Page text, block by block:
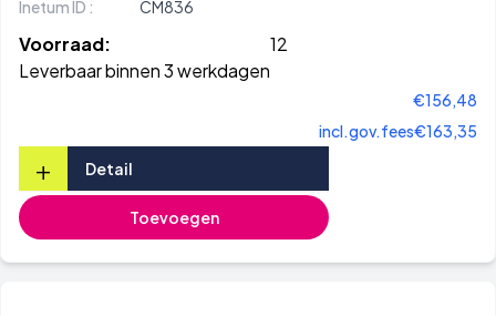
Inetum ID :
CM836
Voorraad:
12
Leverbaar binnen 3 werkdagen
€156,48
incl.gov.fees€163,35
+ Detail
Toevoegen